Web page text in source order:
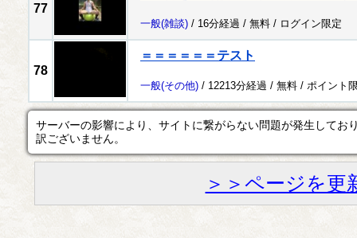
77
一般(雑談) / 16分経過 / 無料 / ログイン限定
78
＝＝＝＝＝＝テスト
一般(その他) / 12213分経過 / 無料 / ポイント
サーバーの影響により、サイトに繋がらない問題が発生してお
訳ございません。
＞＞ページを更